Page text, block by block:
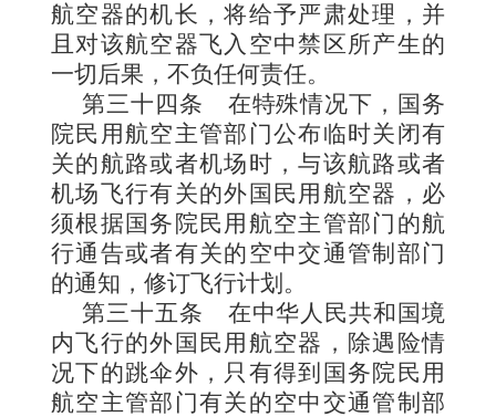
航空器的机长，将给予严肃处理，并
且对该航空器飞入空中禁区所产生的
一切后果，不负任何责任。
第三十四条 在特殊情况下，国务
院民用航空主管部门公布临时关闭有
关的航路或者机场时，与该航路或者
机场飞行有关的外国民用航空器，必
须根据国务院民用航空主管部门的航
行通告或者有关的空中交通管制部门
的通知，修订飞行计划。
第三十五条 在中华人民共和国境
内飞行的外国民用航空器，除遇险情
况下的跳伞外，只有得到国务院民用
航空主管部门有关的空中交通管制部